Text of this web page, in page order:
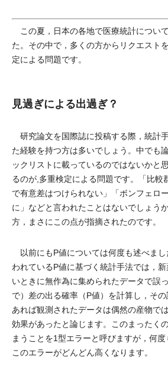
この夏，日本の各地で医療統計につい
た。その中で，多くの方からリクエスト
定による問題です。
見過ぎによる出過ぎ？
研究論文を国際誌に投稿する際，統計
た経験を持つ方は多いでしょう。中でも
ックリストに載っているのではないかと
るのが,多重検定による問題です。「比較
で有意差はつけられない」「ボンフェロ
に」などと言われたことはないでしょう
方，まさにこの点が指摘されたのです。
以前にもP値については何度も述べま
われているP値に基づく統計手法では，
いときに無作為に集められたデータで誤
で）差の出る確率（P値）を計算し，そ
あれば観測されたデータは偶然の産物で
効果があったと論じます。このまったく
まうことを1型エラーと呼びますが，何度
このエラーがどんどん高くなります。